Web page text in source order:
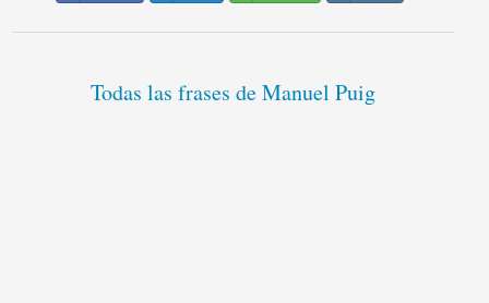
Todas las frases de Manuel Puig